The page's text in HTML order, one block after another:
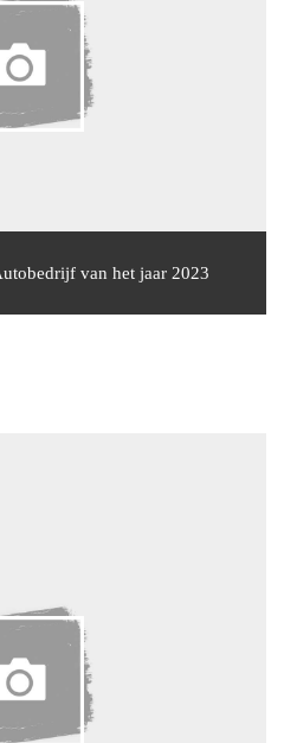
van het jaar 2023